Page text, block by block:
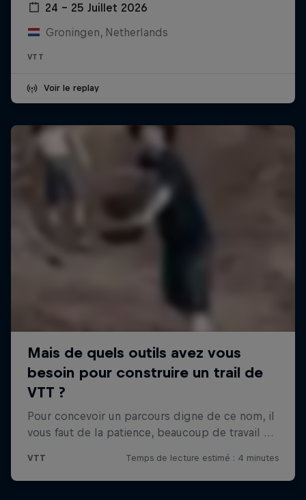
24 – 25 Juillet 2026
Groningen, Netherlands
VTT
Voir le replay